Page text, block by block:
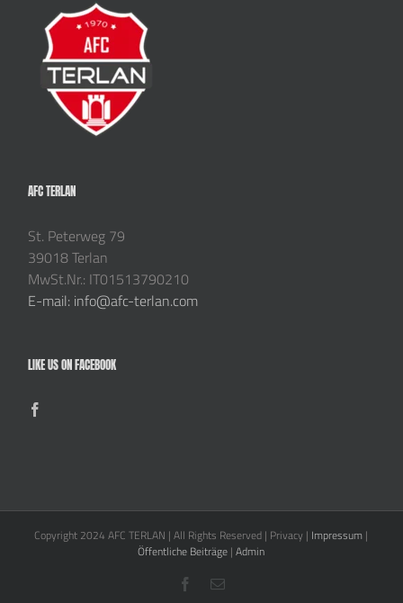
AFC TERLAN
St. Peterweg 79
39018 Terlan
MwSt.Nr.: IT01513790210
E-mail: info@afc-terlan.com
LIKE US ON FACEBOOK
Copyright 2024 AFC TERLAN | All Rights Reserved | Privacy | Impressum |
Öffentliche Beiträge |Admin
Facebook
E-